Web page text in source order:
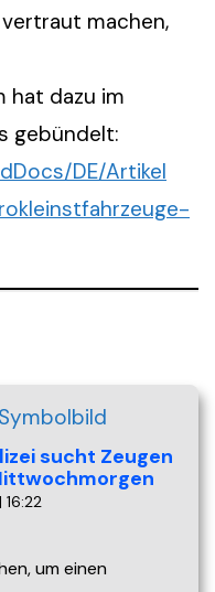
machen,
hat dazu im
gebündelt:
DE/Artikel
sucht Zeugen
um einen